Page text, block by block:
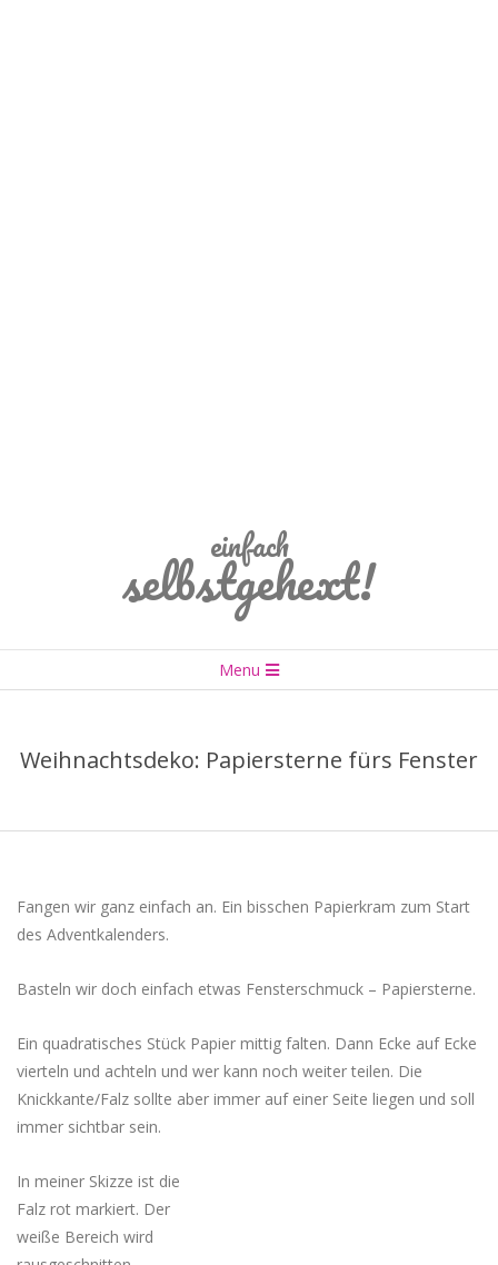
einfach
selbstgehext!
Navigation
Menu
Weihnachtsdeko: Papiersterne fürs Fenster
Fangen wir ganz einfach an. Ein bisschen Papierkram zum Start
des Adventkalenders.
Basteln wir doch einfach etwas Fensterschmuck – Papiersterne.
Ein quadratisches Stück Papier mittig falten. Dann Ecke auf Ecke
vierteln und achteln und wer kann noch weiter teilen. Die
Knickkante/Falz sollte aber immer auf einer Seite liegen und soll
immer sichtbar sein.
In meiner Skizze ist die
Falz rot markiert. Der
weiße Bereich wird